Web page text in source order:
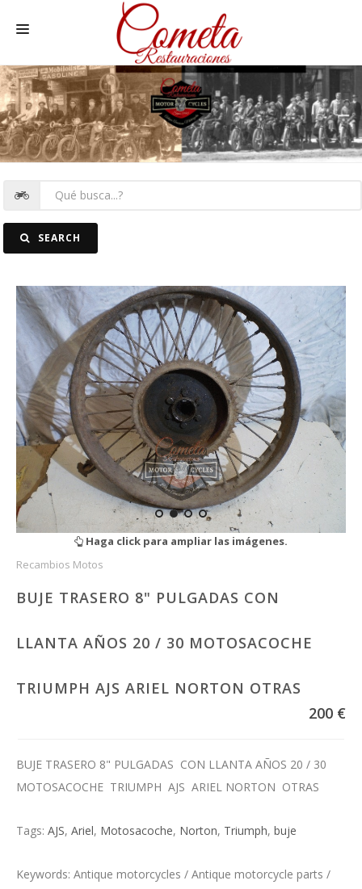
HOME
MOTOS NACIONALES Y OTRAS
REC. MOTOS
FOTOSSEARCH
Haga click para ampliar las imágenes.
Recambios Motos
BUJE TRASERO 8" PULGADAS CON
LLANTA AÑOS 20 / 30 MOTOSACOCHE
TRIUMPH AJS ARIEL NORTON OTRAS
200 €
BUJE TRASERO 8" PULGADAS CON LLANTA AÑOS 20 / 30
MOTOSACOCHE TRIUMPH AJS ARIEL NORTON OTRAS
Tags: AJS, Ariel, Motosacoche, Norton, Triumph, buje
Keywords: Antique motorcycles / Antique motorcycle parts /